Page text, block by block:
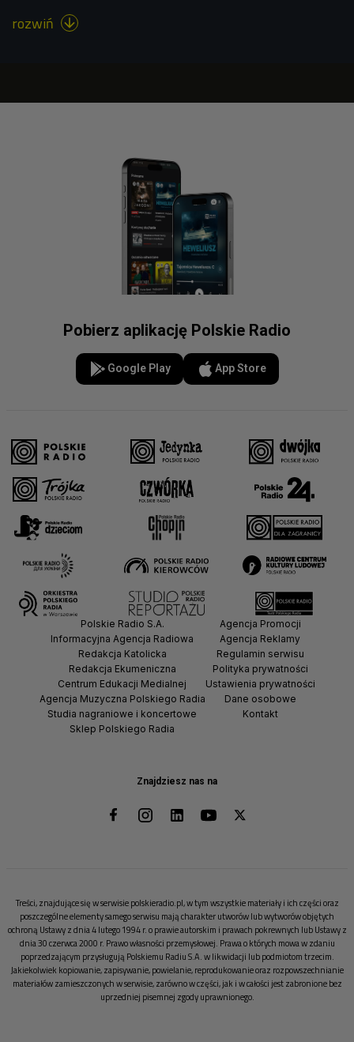
rozwiń 
Pobierz aplikację Polskie Radio
Google Play App Store
Znajdziesz nas na
Polskie Radio S.A.
Informacyjna Agencja Radiowa
Redakcja Katolicka
Redakcja Ekumeniczna
Centrum Edukacji Medialnej
Agencja Muzyczna Polskiego Radia
Studia nagraniowe i koncertowe
Sklep Polskiego Radia
Agencja Promocji
Agencja Reklamy
Regulamin serwisu
Polityka prywatności
Ustawienia prywatności
Dane osobowe
Kontakt
Treści, znajdujące się w serwisie polskieradio.pl, w tym wszystkie materiały i ich części oraz
poszczególne elementy samego serwisu mają charakter utworów lub wytworów objętych
ochroną Ustawy z dnia 4 lutego 1994 r. o prawie autorskim i prawach pokrewnych lub Ustawy z
dnia 30 czerwca 2000 r. Prawo własności przemysłowej. Prawa o których mowa w zdaniu
poprzedzającym przysługują Polskiemu Radiu S.A. w likwidacji lub podmiotom trzecim.
Jakiekolwiek kopiowanie, zapisywanie, powielanie, reprodukowanie oraz rozpowszechnianie
materiałów zamieszczonych w serwisie, zarówno w części, jak i w całości jest zabronione bez
uprzedniej pisemnej zgody uprawnionego.